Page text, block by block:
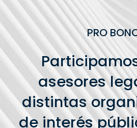
PRO
asesores
distintas
de interés